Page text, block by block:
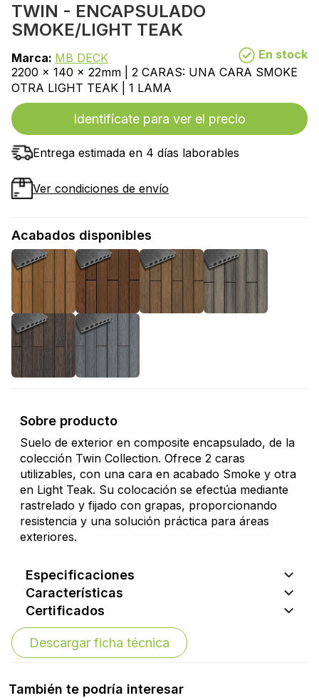
TWIN - ENCAPSULADO
SMOKE/LIGHT TEAK
Marca: MB DECK
En stock
2200 x 140 x 22mm | 2 CARAS: UNA CARA SMOKE
OTRA LIGHT TEAK | 1 LAMA
Identifícate para ver el precio
Entrega estimada en 4 días laborables
Ver condiciones de envío
Acabados disponibles
Sobre producto
Suelo de exterior en composite encapsulado, de la
colección Twin Collection. Ofrece 2 caras
utilizables, con una cara en acabado Smoke y otra
en Light Teak. Su colocación se efectúa mediante
rastrelado y fijado con grapas, proporcionando
resistencia y una solución práctica para áreas
exteriores.
Especificaciones
Características
Certificados
Descargar ficha técnica
También te podría interesar